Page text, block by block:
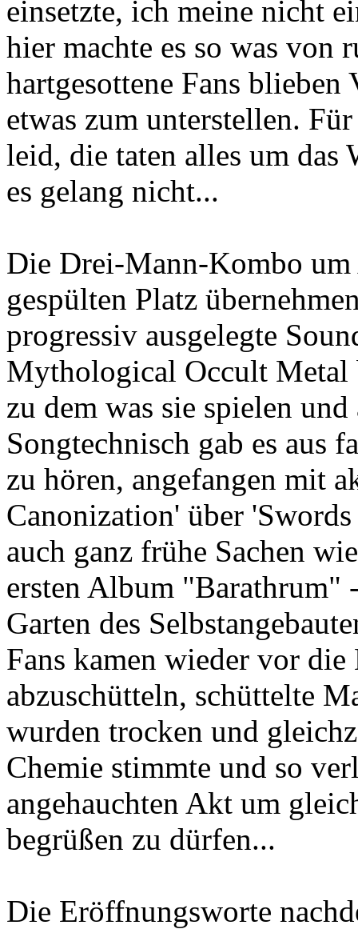
einsetzte, ich meine nicht
hier machte es so was von
hartgesottene Fans blieben
etwas zum unterstellen.
leid, die taten alles um das
es gelang nicht...
Die Drei-Mann-Kombo um
gespülten Platz
progressiv ausgelegte
Mythological Occult Metal
zu dem was sie spielen
Songtechnisch gab es aus
zu hören, angefangen mit
Canonization' über
auch ganz frühe Sachen
ersten Album "Barathrum"
Garten des
Fans kamen wieder vor
abzuschütteln, schüttelte
wurden trocken und
Chemie stimmte und so
angehauchten Akt um
begrüßen zu dürfen...
Die Eröffnungsworte